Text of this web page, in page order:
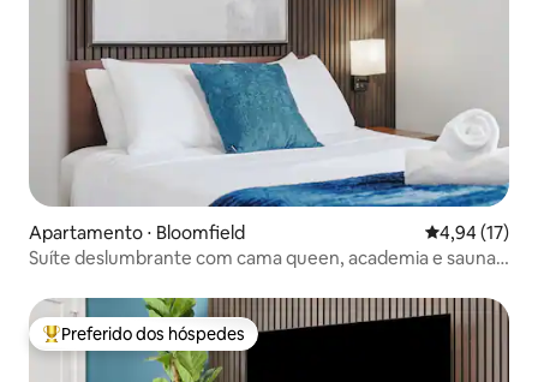
Apartamento ⋅ Bloomfield 4,94 de uma
4,94 (17)
Suíte deslumbrante com cama queen, academia e sauna |
Entre os melhores preferidos dos hóspedes
Preferido dos hóspedes